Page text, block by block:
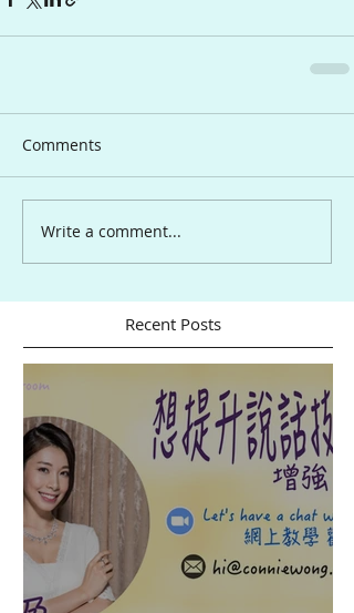
Comments
Write a comment...
Recent Posts